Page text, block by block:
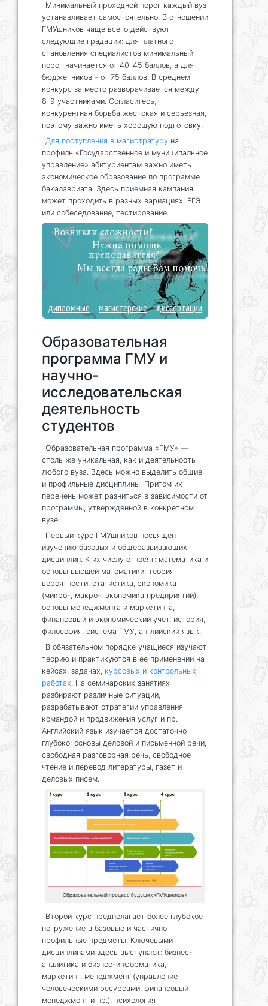
Минимальный проходной порог каждый вуз
устанавливает самостоятельно. В отношении
ГМУшников чаще всего действуют
следующие градации: для платного
становления специалистов минимальный
порог начинается от 40-45 баллов, а для
бюджетников – от 75 баллов. В среднем
конкурс за место разворачивается между
8-9 участниками. Согласитесь,
конкурентная борьба жестокая и серьезная,
поэтому важно иметь хорошую подготовку.
Для поступления в магистратуру на
профиль «Государственное и муниципальное
управление» абитуриентам важно иметь
экономическое образование по программе
бакалавриата. Здесь приемная кампания
может проходить в разных вариациях: ЕГЭ
или собеседование, тестирование.
Возникли сложности?
Нужна помощь
преподавателя?
Мы всегда рады Вам помочь!
дипломные магистерские диссертации
Образовательная
программа ГМУ и
научно-
исследовательская
деятельность
студентов
Образовательная программа «ГМУ» —
столь же уникальная, как и деятельность
любого вуза. Здесь можно выделить общие
и профильные дисциплины. Притом их
перечень может разниться в зависимости от
программы, утвержденной в конкретном
вузе.
Первый курс ГМУшников посвящен
изучению базовых и общеразвивающих
дисциплин. К их числу относят: математика и
основы высшей математики, теория
вероятности, статистика, экономика
(микро-, макро-, экономика предприятий),
основы менеджмента и маркетинга,
финансовый и экономический учет, история,
философия, система ГМУ, английский язык.
В обязательном порядке учащиеся изучают
теорию и практикуются в ее применении на
кейсах, задачах, курсовых и контрольных
работах. На семинарских занятиях
разбирают различные ситуации,
разрабатывают стратегии управления
командой и продвижения услуг и пр.
Английский язык изучается достаточно
глубоко: основы деловой и письменной речи,
свободная разговорная речь, свободное
чтение и перевод литературы, газет и
деловых писем.
Образовательный процесс будущих «ГМУшников»
Второй курс предполагает более глубокое
погружение в базовые и частично
профильные предметы. Ключевыми
дисциплинами здесь выступают: бизнес-
аналитика и бизнес-информатика,
маркетинг, менеджмент (управление
человеческими ресурсами, финансовый
менеджмент и пр.), психология